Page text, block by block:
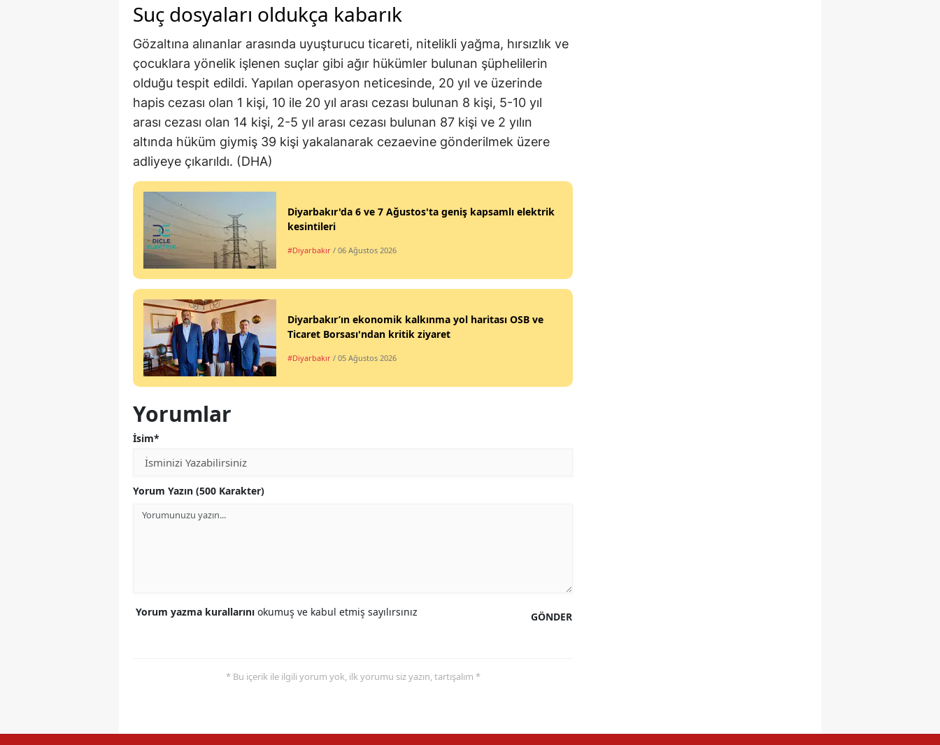
Suç dosyaları oldukça kabarık
Gözaltına alınanlar arasında uyuşturucu ticareti, nitelikli yağma, hırsızlık ve
çocuklara yönelik işlenen suçlar gibi ağır hükümler bulunan şüphelilerin
olduğu tespit edildi. Yapılan operasyon neticesinde, 20 yıl ve üzerinde
hapis cezası olan 1 kişi, 10 ile 20 yıl arası cezası bulunan 8 kişi, 5-10 yıl
arası cezası olan 14 kişi, 2-5 yıl arası cezası bulunan 87 kişi ve 2 yılın
altında hüküm giymiş 39 kişi yakalanarak cezaevine gönderilmek üzere
adliyeye çıkarıldı. (DHA)
Diyarbakır'da 6 ve 7 Ağustos'ta geniş kapsamlı elektrik
kesintileri
#Diyarbakır / 06 Ağustos 2026
Diyarbakır’ın ekonomik kalkınma yol haritası OSB ve
Ticaret Borsası'ndan kritik ziyaret
#Diyarbakır / 05 Ağustos 2026
Yorumlar
İsim*
Yorum Yazın (500 Karakter)
GÖNDER
Yorum yazma kurallarını okumuş ve kabul etmiş sayılırsınız
* Bu içerik ile ilgili yorum yok, ilk yorumu siz yazın, tartışalım *